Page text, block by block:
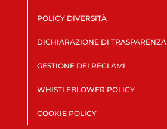
POLICY DIVERSITÀ
DICHIARAZIONE DI TRASPARENZA
GESTIONE DEI RECLAMI
WHISTLEBLOWER POLICY
COOKIE POLICY